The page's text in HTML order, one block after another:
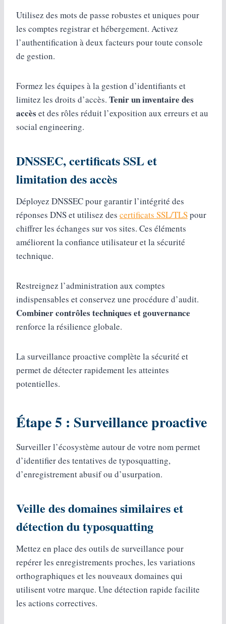
Utilisez des mots de passe robustes et uniques pour
les comptes registrar et hébergement. Activez
l’authentification à deux facteurs pour toute console
de gestion.
Formez les équipes à la gestion d’identifiants et
limitez les droits d’accès. Tenir un inventaire des
accès et des rôles réduit l’exposition aux erreurs et au
social engineering.
DNSSEC, certificats SSL et
limitation des accès
Déployez DNSSEC pour garantir l’intégrité des
réponses DNS et utilisez des certificats SSL/TLSpour
chiffrer les échanges sur vos sites. Ces éléments
améliorent la confiance utilisateur et la sécurité
technique.
Restreignez l’administration aux comptes
indispensables et conservez une procédure d’audit.
Combiner contrôles techniques et gouvernance
renforce la résilience globale.
La surveillance proactive complète la sécurité et
permet de détecter rapidement les atteintes
potentielles.
Étape 5 : Surveillance proactive
Surveiller l’écosystème autour de votre nom permet
d’identifier des tentatives de typosquatting,
d’enregistrement abusif ou d’usurpation.
Veille des domaines similaires et
détection du typosquatting
Mettez en place des outils de surveillance pour
repérer les enregistrements proches, les variations
orthographiques et les nouveaux domaines qui
utilisent votre marque. Une détection rapide facilite
les actions correctives.